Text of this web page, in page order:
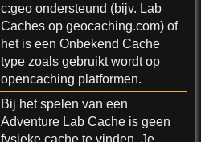
c:geo ondersteund (bijv. Lab
Caches op geocaching.com) of
het is een Onbekend Cache
type zoals gebruikt wordt op
opencaching platformen.
Bij het spelen van een
Adventure Lab Cache is geen
fysieke cache te vinden. Je